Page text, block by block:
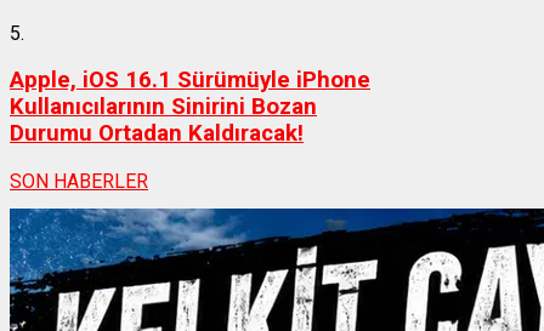
5.
Apple, iOS 16.1 Sürümüyle iPhone
Kullanıcılarının Sinirini Bozan
Durumu Ortadan Kaldıracak!
SON HABERLER